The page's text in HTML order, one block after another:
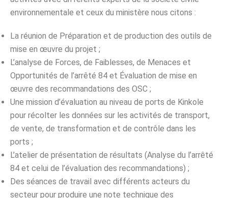
environnementale et ceux du ministère nous citons :
La réunion de Préparation et de production des outils de
mise en œuvre du projet ;
L’analyse de Forces, de Faiblesses, de Menaces et
Opportunités de l’arrêté 84 et Évaluation de mise en
œuvre des recommandations des OSC ;
Une mission d’évaluation au niveau de ports de Kinkole
pour récolter les données sur les activités de transport,
de vente, de transformation et de contrôle dans les
ports ;
L’atelier de présentation de résultats (Analyse du l’arrêté
84 et celui de l’évaluation des recommandations) ;
Des séances de travail avec différents acteurs du
secteur pour produire une note technique des